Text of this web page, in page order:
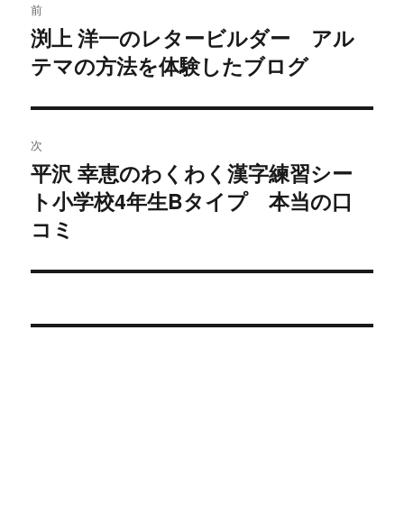
稿
ナ
ビ
ゲ
ー
シ
前
過
去
投
稿:
渕上 洋一のレタービルダー アル
テマの方法を体験したブログ
次
次
の
投
平沢 幸恵のわくわく漢字練習シー
ト小学校4年生Bタイプ 本当の口
コミ